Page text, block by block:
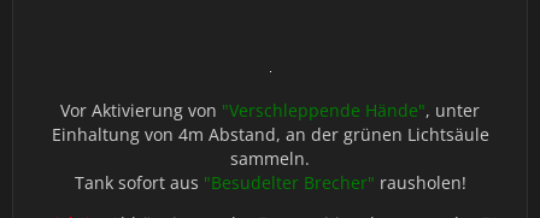
Vor Aktivierung von "Verschleppende Hände", unter
Einhaltung von 4m Abstand, an der grünen Lichtsäule
sammeln.
Tank sofort aus "Besudelter Brecher" rausholen!